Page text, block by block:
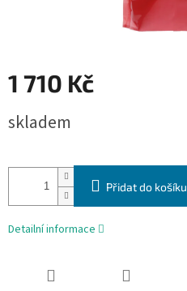
1 710 Kč
cena:
skladem
Přidat do košíku
Detailní informace